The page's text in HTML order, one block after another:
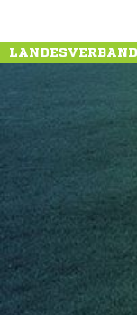
LANDESVERBAND